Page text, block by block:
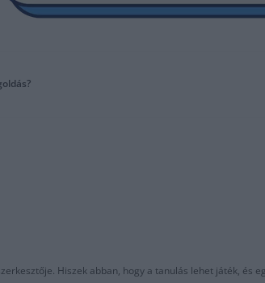
Hiszek abban, hogy a tanulás lehet játék,